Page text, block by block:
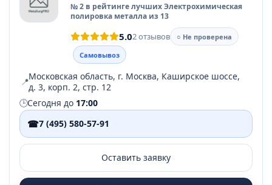
№ 2 в рейтинге лучших Электрохимическая
полировка металла из 13
5.02 отзывов
○ Не проверена
Самовывоз
📍Московская область, г. Москва, Каширское шоссе,
д. 3, корп. 2, стр. 12
🕒Сегодня до 17:00
☎7 (495) 580-57-91
Оставить заявку